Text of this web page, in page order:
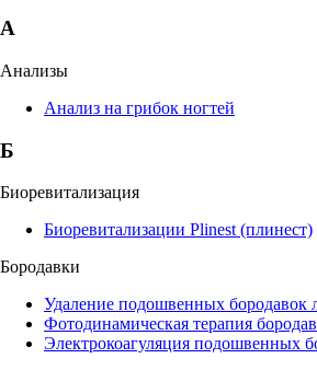
А
Анализы
Анализ на грибок ногтей
Б
Биоревитализация
Биоревитализации Plinest (плинест)
Бородавки
Удаление подошвенных бородавок
Фотодинамическая терапия
Электрокоагуляция подошвенных